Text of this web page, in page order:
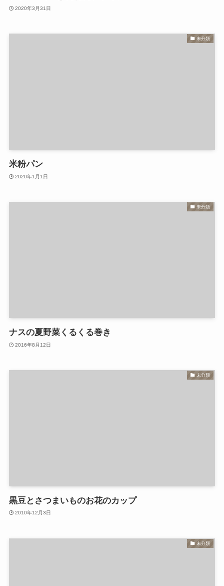
2020年3月31日
未分類
米粉パン
2020年1月1日
未分類
ナスの夏野菜くるくる巻き
2016年8月12日
未分類
黒豆とさつまいものお花のカップ
2010年12月3日
未分類